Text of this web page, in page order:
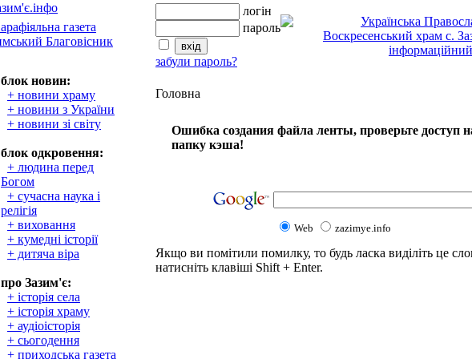
блок новин:
+ новини храму
+ новини з України
+ новини зі світу
блок одкровення:
+ людина перед
Богом
+ сучасна наука і
релігія
+ виховання
+ кумедні історії
+ дитяча віра
про Зазим'є:
+ історія села
+ історія храму
+ аудіоісторія
+ сьогодення
+ приходська газета
логін
пароль
забули пароль?
Головна
Ошибка создания файла ленты, проверьте доступ
папку кэша!
Web zazimye.info
Якщо ви помітили помилку, то будь ласка виділіть це
натисніть клавіші Shift + Enter.